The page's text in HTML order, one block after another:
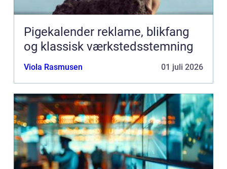
Pigekalender reklame, blikfang
og klassisk værkstedsstemning
Viola Rasmusen 01 juli 2026